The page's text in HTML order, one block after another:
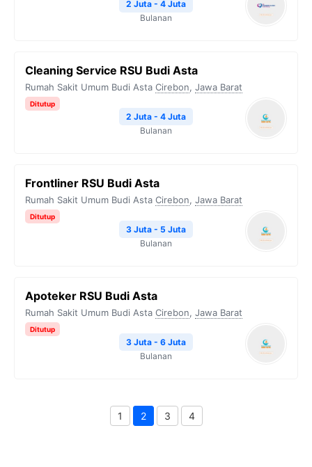
2 Juta - 4 Juta
Bulanan
Cleaning Service RSU Budi Asta
Rumah Sakit Umum Budi Asta Cirebon, Jawa Barat
Ditutup
2 Juta - 4 Juta
Bulanan
Frontliner RSU Budi Asta
Rumah Sakit Umum Budi Asta Cirebon, Jawa Barat
Ditutup
3 Juta - 5 Juta
Bulanan
Apoteker RSU Budi Asta
Rumah Sakit Umum Budi Asta Cirebon, Jawa Barat
Ditutup
3 Juta - 6 Juta
Bulanan
Page
1 Page
2 Page
3 4